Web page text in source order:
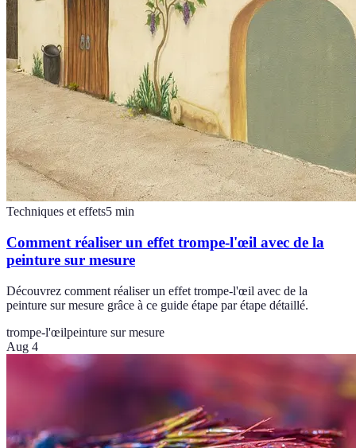
Techniques et effets5 min
Comment réaliser un effet trompe-l'œil avec de la
peinture sur mesure
Découvrez comment réaliser un effet trompe-l'œil avec de la
peinture sur mesure grâce à ce guide étape par étape détaillé.
trompe-l'œilpeinture sur mesure
Aug 4